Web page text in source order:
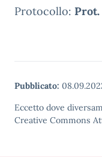
Protocollo: Prot.
Pubblicato:
Eccetto dove
Creative Commons